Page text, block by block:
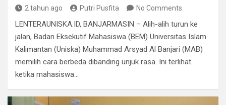
2 tahun ago Putri Pusfita No Comments
LENTERAUNISKA.ID, BANJARMASIN – Alih-alih turun ke
jalan, Badan Eksekutif Mahasiswa (BEM) Universitas Islam
Kalimantan (Uniska) Muhammad Arsyad Al Banjari (MAB)
memilih cara berbeda dibanding unjuk rasa. Ini terlihat
ketika mahasiswa…